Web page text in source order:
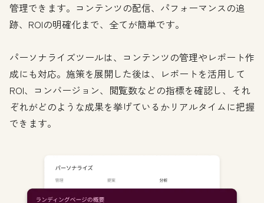
管理できます。コンテンツの配信、パフォーマンスの追
跡、ROIの明確化まで、全てが簡単です。
パーソナライズツールは、コンテンツの管理やレポート作
成にも対応。施策を展開した後は、レポートを活用して
ROI、コンバージョン、閲覧数などの指標を確認し、それ
ぞれがどのような成果を挙げているかリアルタイムに把握
できます。